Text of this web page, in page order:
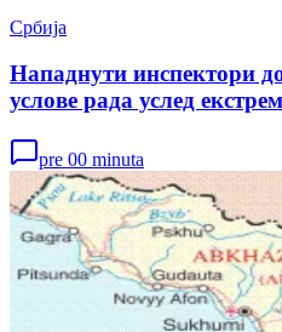
Србија
Нападнути инспектори
услове рада услед
pre 00 minuta